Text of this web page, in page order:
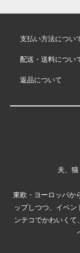
支払い方法につい
配送・送料につい
返品について
夫、
東欧・ヨーロッパか
ップしつつ、イベ
ンテコでかわいく